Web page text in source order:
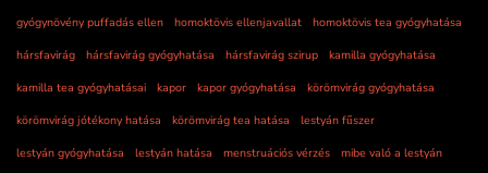
gyógynövény puffadás ellen
homoktövis ellenjavallat
homoktövis tea gyógyhatása
hársfavirág
hársfavirág gyógyhatása hársfavirág szirup
kamilla gyógyhatása
kamilla tea gyógyhatásai
kapor kapor gyógyhatása
körömvirág gyógyhatása
körömvirág jótékony hatása
körömvirág tea hatása
lestyán fűszer
lestyán gyógyhatása
lestyán hatása menstruációs vérzés mibe való a lestyán